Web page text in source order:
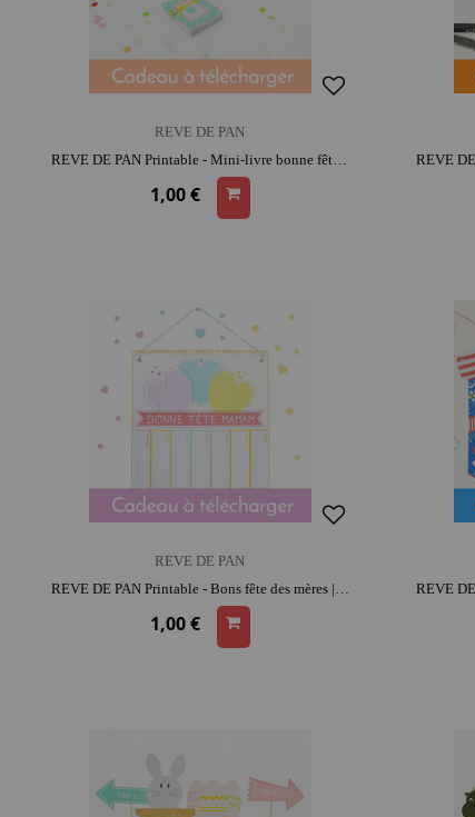
REVE DE PAN
REVE DE PAN Printable - Mini-livre bonne fête grand-père | activité créative | moment convivial
1,00 €
REVE DE PAN
REVE DE PAN Printable - Bons fête des mères | moment créatif apaisant | moment convivial
1,00 €